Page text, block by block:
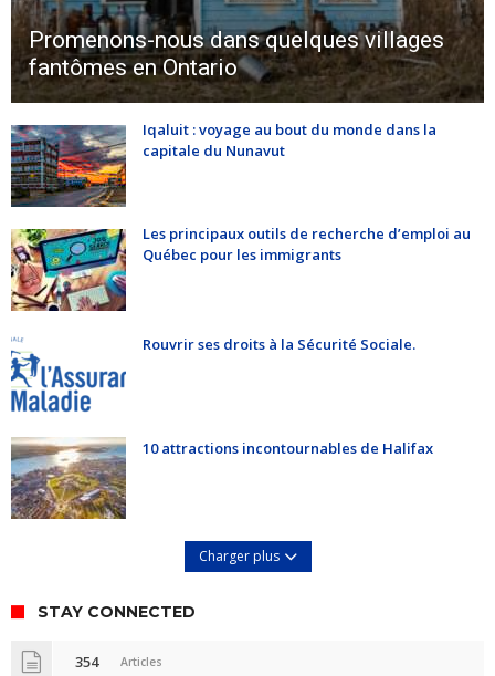
Promenons-nous dans quelques villages
fantômes en Ontario
Iqaluit : voyage au bout du monde dans la
capitale du Nunavut
Les principaux outils de recherche d’emploi au
Québec pour les immigrants
Rouvrir ses droits à la Sécurité Sociale.
10 attractions incontournables de Halifax
Charger plus
STAY CONNECTED
354 Articles